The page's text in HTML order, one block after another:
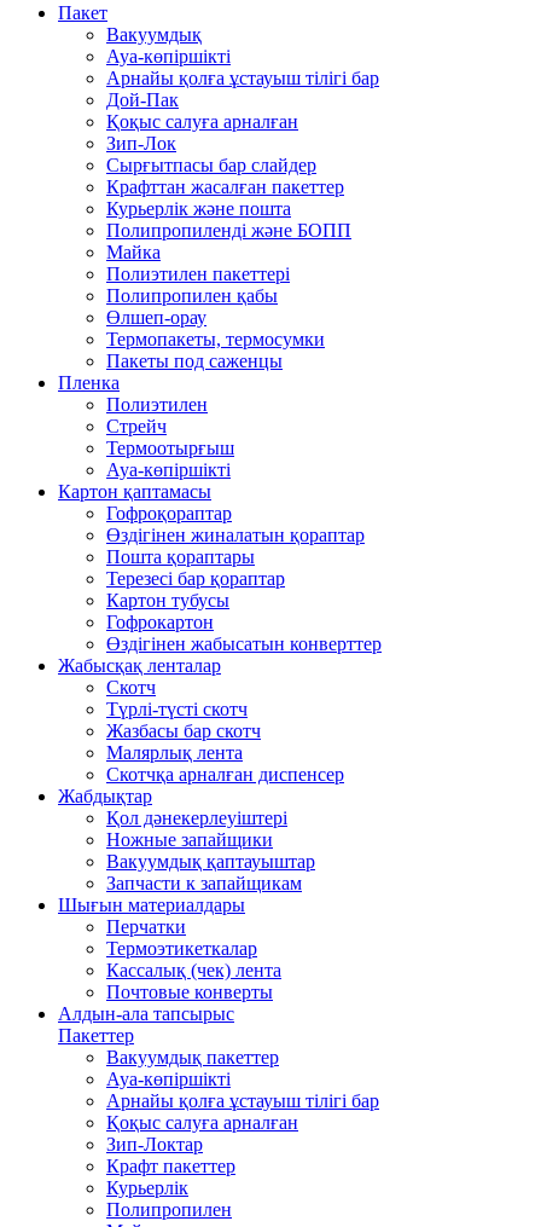
Пакет
Вакуумдық
Ауа-көпіршікті
Арнайы қолға ұстауыш тілігі бар
Дой-Пак
Қоқыс салуға арналған
Зип-Лок
Сырғытпасы бар слайдер
Крафттан жасалған пакеттер
Курьерлік және пошта
Полипропиленді және БОПП
Майка
Полиэтилен пакеттері
Полипропилен қабы
Өлшеп-орау
Термопакеты, термосумки
Пакеты под саженцы
Пленка
Полиэтилен
Стрейч
Термоотырғыш
Ауа-көпіршікті
Картон қаптамасы
Гофроқораптар
Өздігінен жиналатын қораптар
Пошта қораптары
Терезесі бар қораптар
Картон тубусы
Гофрокартон
Өздігінен жабысатын конверттер
Жабысқақ ленталар
Скотч
Түрлі-түсті скотч
Жазбасы бар скотч
Малярлық лента
Скотчқа арналған диспенсер
Жабдықтар
Қол дәнекерлеуіштері
Ножные запайщики
Вакуумдық қаптауыштар
Запчасти к запайщикам
Шығын материалдары
Перчатки
Термоэтикеткалар
Кассалық (чек) лента
Почтовые конверты
Алдын-ала тапсырыс
Пакеттер
Вакуумдық пакеттер
Ауа-көпіршікті
Арнайы қолға ұстауыш тілігі бар
Қоқыс салуға арналған
Зип-Локтар
Крафт пакеттер
Курьерлік
Полипропилен